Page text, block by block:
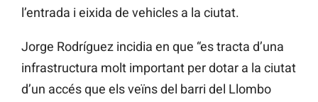
l’entrada i eixida de vehicles a la ciutat.
Jorge Rodríguez incidia en que “es tracta d’una
infrastructura molt important per dotar a la ciutat
d’un accés que els veïns del barri del Llombo